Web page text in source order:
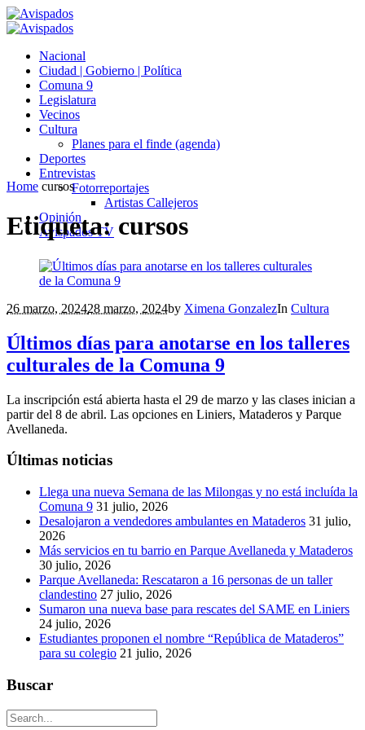
Nacional
Ciudad | Gobierno | Política
Comuna 9
Legislatura
Vecinos
Cultura
Planes para el finde (agenda)
Deportes
Entrevistas
Fotorreportajes
Artistas Callejeros
Opinión
Avispados TV
Home cursos
Etiqueta:cursos
26 marzo, 202428 marzo, 2024by Ximena GonzalezIn Cultura
Últimos días para anotarse en los talleres
culturales de la Comuna 9
La inscripción está abierta hasta el 29 de marzo y las clases inician a
partir del 8 de abril. Las opciones en Liniers, Mataderos y Parque
Avellaneda.
Últimas noticias
Llega una nueva Semana de las Milongas y no está incluída la
Comuna 9 31 julio, 2026
Desalojaron a vendedores ambulantes en Mataderos 31 julio,
2026
Más servicios en tu barrio en Parque Avellaneda y Mataderos
30 julio, 2026
Parque Avellaneda: Rescataron a 16 personas de un taller
clandestino 27 julio, 2026
Sumaron una nueva base para rescates del SAME en Liniers
24 julio, 2026
Estudiantes proponen el nombre “República de Mataderos”
para su colegio 21 julio, 2026
Buscar